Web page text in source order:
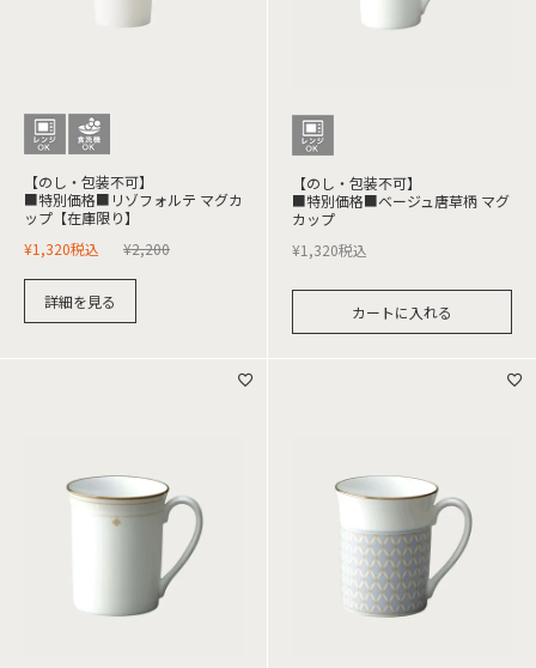
【のし・包装不可】
■特別価格■リゾフォルテ マグカ
ップ【在庫限り】
¥2,200
¥1,320税込
詳細を見る
【のし・包装不可】
■特別価格■ベージュ唐草柄 マグ
カップ
¥1,320税込
カートに入れる